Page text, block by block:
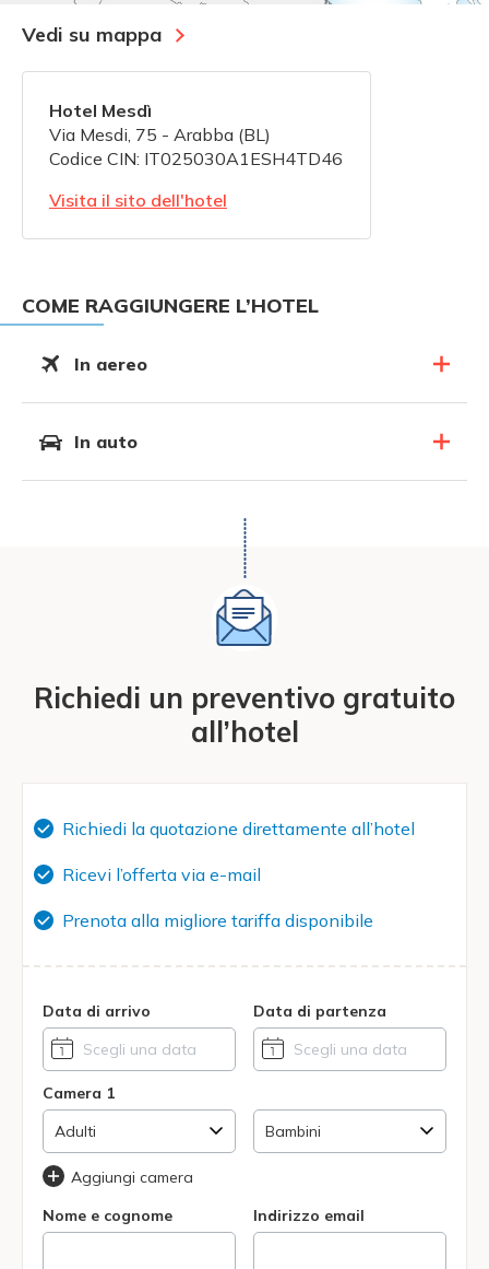
Vedi su mappa
Hotel Mesdì
Via Mesdi, 75 - Arabba (BL)
Codice CIN: IT025030A1ESH4TD46
Visita il sito dell'hotel
COME RAGGIUNGERE L’HOTEL
In aereo
In auto
Richiedi un preventivo gratuito
all’hotel
Richiedi la quotazione direttamente all’hotel
Ricevi l’offerta via e-mail
Prenota alla migliore tariffa disponibile
Data di arrivo Data di partenza
Camera 1
Aggiungi camera
Nome e cognome
Indirizzo email